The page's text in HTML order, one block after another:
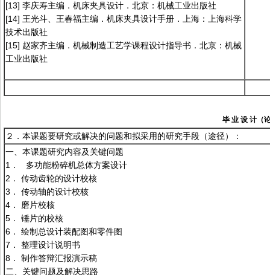
[13] 李庆寿主编．机床夹具设计．北京：机械工业出版社
[14] 王光斗、王春福主编．机床夹具设计手册．上海：上海科学
技术出版社
[15] 赵家齐主编．机械制造工艺学课程设计指导书．北京：机械
工业出版社
毕 业 设 计（
２．本课题要研究或解决的问题和拟采用的研究手段（途径）：
一、本课题研究内容及关键问题
1． 多功能粉碎机总体方案设计
2． 传动齿轮的设计校核
3． 传动轴的设计校核
4． 磨片校核
5． 锤片的校核
6． 绘制总设计装配图和零件图
7． 整理设计说明书
8． 制作答辩汇报演示稿
二、关键问题及解决思路